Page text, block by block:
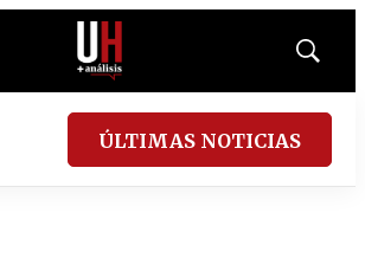
Mostrar
ÚLTIMAS NOTICIAS